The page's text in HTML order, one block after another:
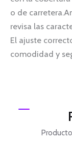
o de
revisa las
El ajuste
comodidad y